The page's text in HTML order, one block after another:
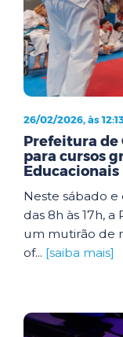
26/02/2026, às
Prefeitura de
para cursos
Educacionais
Neste sábado e
das 8h às 17h,
um mutirão de
of... [saiba mais]